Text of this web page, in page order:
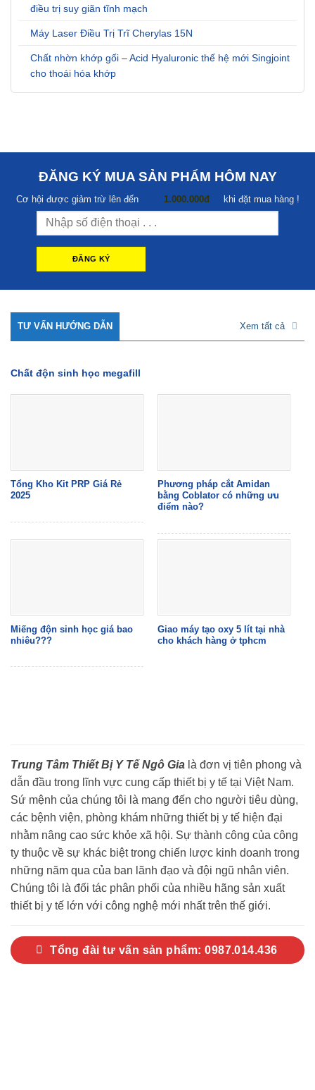
điều trị suy giãn tĩnh mạch
Máy Laser Điều Trị Trĩ Cherylas 15N
Chất nhờn khớp gối – Acid Hyaluronic thế hệ mới Singjoint
cho thoái hóa khớp
ĐĂNG KÝ MUA SẢN PHẨM HÔM NAY
Cơ hội được giảm trừ lên đến 1.000.000đ khi đặt mua hàng !
TƯ VẤN HƯỚNG DẪN Xem tất cả
Chất độn sinh học megafill
Tổng Kho Kit PRP Giá Rẻ
2025
Phương pháp cắt Amidan
bằng Coblator có những ưu
điểm nào?
Miếng độn sinh học giá bao
nhiêu???
Giao máy tạo oxy 5 lít tại nhà
cho khách hàng ở tphcm
Trung Tâm Thiết Bị Y Tế Ngô Gia là đơn vị tiên phong và
dẫn đầu trong lĩnh vực cung cấp thiết bị y tế tại Việt Nam.
Sứ mệnh của chúng tôi là mang đến cho người tiêu dùng,
các bệnh viện, phòng khám những thiết bị y tế hiện đại
nhằm nâng cao sức khỏe xã hội. Sự thành công của công
ty thuộc về sự khác biệt trong chiến lược kinh doanh trong
những năm qua của ban lãnh đạo và đội ngũ nhân viên.
Chúng tôi là đối tác phân phối của nhiều hãng sản xuất
thiết bị y tế lớn với công nghệ mới nhất trên thế giới.
Tổng đài tư vấn sản phẩm: 0987.014.436